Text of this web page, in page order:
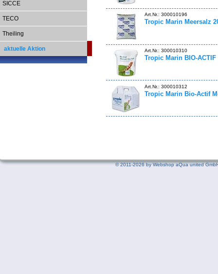
SICCE
TECO
Theiling
aktuelle Aktion
Art.Nr.: 300010196
Tropic Marin Meersalz
Art.Nr.: 300010310
Tropic Marin BIO-
Art.Nr.: 300010312
Tropic Marin Bio-Actif
©2011-2026 by Webshop aQua united